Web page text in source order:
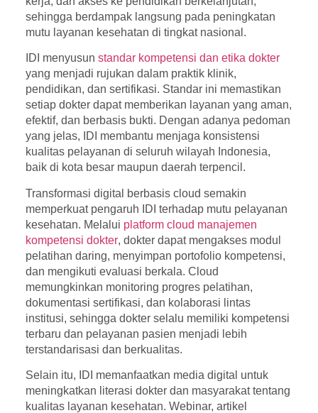
sehingga berdampak langsung pada peningkatan
mutu layanan kesehatan di tingkat nasional.
IDI menyusun standar kompetensi dan etika dokter
yang menjadi rujukan dalam praktik klinik,
pendidikan, dan sertifikasi. Standar ini memastikan
setiap dokter dapat memberikan layanan yang aman,
efektif, dan berbasis bukti. Dengan adanya pedoman
yang jelas, IDI membantu menjaga konsistensi
kualitas pelayanan di seluruh wilayah Indonesia,
baik di kota besar maupun daerah terpencil.
Transformasi digital berbasis cloud semakin
memperkuat pengaruh IDI terhadap mutu pelayanan
kesehatan. Melalui platform cloud manajemen
kompetensi dokter, dokter dapat mengakses modul
pelatihan daring, menyimpan portofolio kompetensi,
dan mengikuti evaluasi berkala. Cloud
memungkinkan monitoring progres pelatihan,
dokumentasi sertifikasi, dan kolaborasi lintas
institusi, sehingga dokter selalu memiliki kompetensi
terbaru dan pelayanan pasien menjadi lebih
terstandarisasi dan berkualitas.
Selain itu, IDI memanfaatkan media digital untuk
meningkatkan literasi dokter dan masyarakat tentang
kualitas layanan kesehatan. Webinar, artikel